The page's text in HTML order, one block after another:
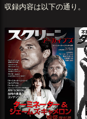
収録内容は以下の通り。